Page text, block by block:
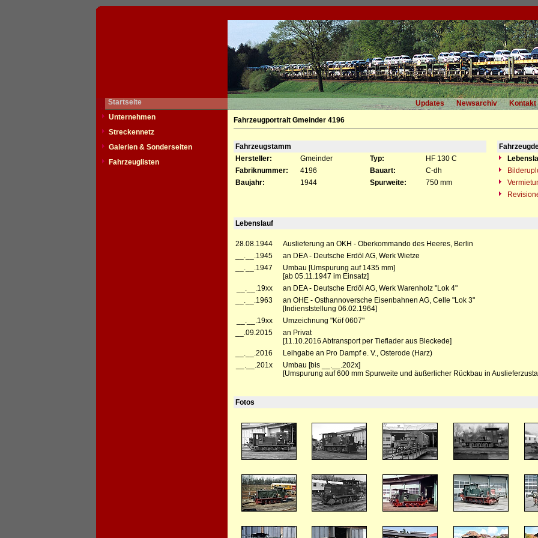
Startseite Updates Newsarchiv
Kontakt
Unternehmen
Streckennetz
Galerien & Sonderseiten
Fahrzeuglisten
Fahrzeugportrait Gmeinder 4196
Fahrzeugstamm
Hersteller:
Gmeinder Typ: HF 130 C
Fabriknummer:
4196 Bauart: C-dh
Baujahr:
1944 Spurweite: 750 mm
Lebenslauf
28.08.1944
Auslieferung an OKH - Oberkommando des Heeres, Berlin
__.__.1945
an DEA - Deutsche Erdöl AG, Werk Wietze
__.__.1947
Umbau [Umspurung auf 1435 mm]
[ab 05.11.1947 im Einsatz]
__.__.19xx
an DEA - Deutsche Erdöl AG, Werk Warenholz "Lok 4"
__.__.1963
an OHE - Osthannoversche Eisenbahnen AG, Celle "Lok 3"
[Indienststellung 06.02.1964]
__.__.19xx
Umzeichnung "Köf 0607"
__.09.2015
an Privat
[11.10.2016 Abtransport per Tieflader aus Bleckede]
__.__.2016
Leihgabe an Pro Dampf e. V., Osterode (Harz)
__.__.201x
Umbau [bis __.__.202x]
[Umspurung auf 600 mm Spurweite und äußerlicher Rückbau in
Fotos